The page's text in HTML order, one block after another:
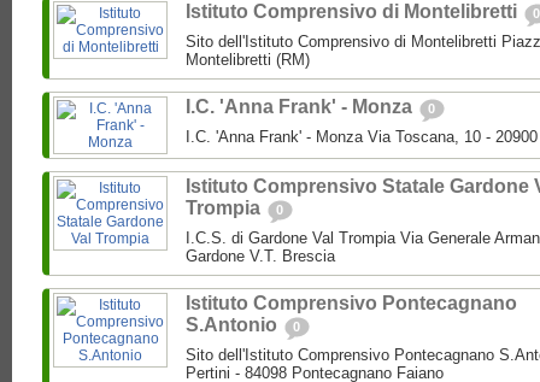
Istituto Comprensivo di Montelibretti 0
Sito dell'Istituto Comprensivo di Montelibretti
Montelibretti (RM)
I.C. 'Anna Frank' - Monza 0
I.C. 'Anna Frank' - Monza Via Toscana, 10 -
Istituto Comprensivo Statale Gardone
Trompia
0
I.C.S. di Gardone Val Trompia Via Generale
Gardone V.T. Brescia
Istituto Comprensivo Pontecagnano
S.Antonio
0
Sito dell'Istituto Comprensivo Pontecagnano
Pertini - 84098 Pontecagnano Faiano